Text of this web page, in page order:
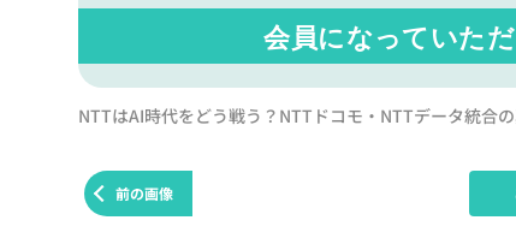
会員になっていた
NTTはAI時代をどう戦う？NTTドコモ・NTTデータ統合
前の画像